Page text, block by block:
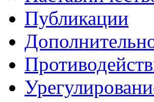
Публикации